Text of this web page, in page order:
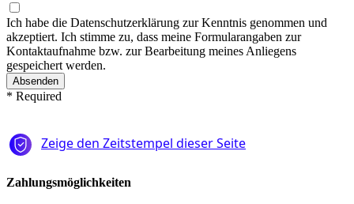
Ich habe die Datenschutzerklärung zur Kenntnis genommen und
akzeptiert. Ich stimme zu, dass meine Formularangaben zur
Kontaktaufnahme bzw. zur Bearbeitung meines Anliegens
gespeichert werden.
* Required
Zahlungsmöglichkeiten